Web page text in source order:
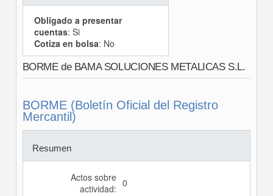
Obligado a presentar
cuentas: Si
Cotiza en bolsa: No
BORME de BAMA SOLUCIONES METALICAS S.L.
BORME (Boletín Oficial del Registro
Mercantil)
Resumen
Actos sobre
actividad: 0